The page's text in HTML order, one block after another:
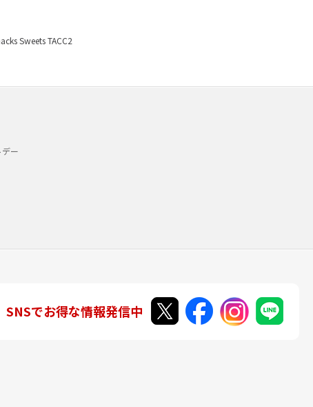
Sweets TACC2
ー
SNSでお得な情報発信中